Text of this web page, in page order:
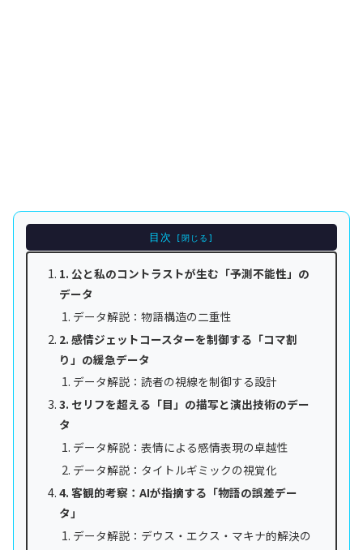
目次
1. 公と私のコントラストが生む「予測不能性」の
データ
データ解説：物語構造の二重性
2. 感情ジェットコースターを制御する「コマ割
り」の緩急データ
データ解説：読者の視線を制御する設計
3. セリフを超える「目」の描写と演出技術のデー
タ
データ解説：表情による感情表現の卓越性
データ解説：タイトルギミックの視覚化
4. 客観的考察：AIが指摘する「物語の誤差デー
タ」
データ解説：デウス・エクス・マキナ的解決の